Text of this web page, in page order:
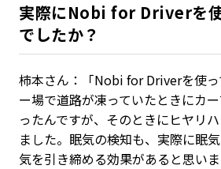
実際にNobi for Driverを
でしたか？
柿本さん：「Nobi for Driverを使
ー場で道路が凍っていたときにカ
ったんですが、そのときにヒヤリ
ました。眠気の検知も、実際に眠
気を引き締める効果があると思いま